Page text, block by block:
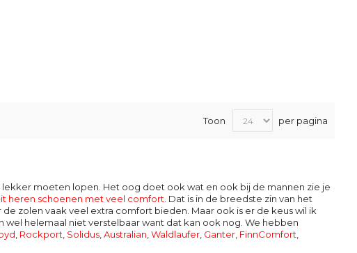
Toon per pagina
moeten lopen. Het oog doet ook wat en ook bij de mannen zie je
heren schoenen met veel comfort. Dat is in de breedste zin van het
zolen vaak veel extra comfort bieden. Maar ook is er de keus wil ik
wel helemaal niet verstelbaar want dat kan ook nog. We hebben
, Rockport, Solidus,Australian,Waldlaufer, Ganter, FinnComfort,